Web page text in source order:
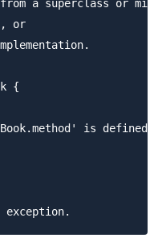
a superclass or
or
{
is defined